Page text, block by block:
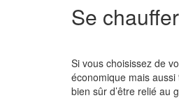
Se
Si vous choisissez de
économique mais
bien sûr d’être relié au